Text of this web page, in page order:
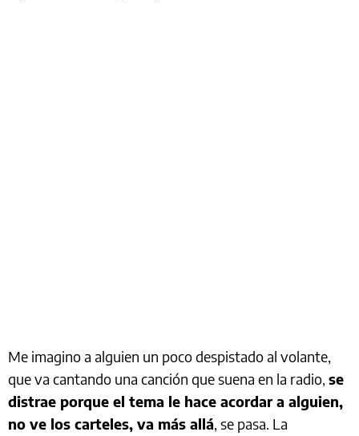
Me imagino a alguien un poco despistado al volante,
que va cantando una canción que suena en la radio, se
distrae porque el tema le hace acordar a alguien,
no ve los carteles, va más allá, se pasa. La